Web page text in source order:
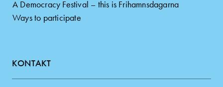
A Democracy Festival – this is Frihamnsdagarna
Ways to participate
KONTAKT